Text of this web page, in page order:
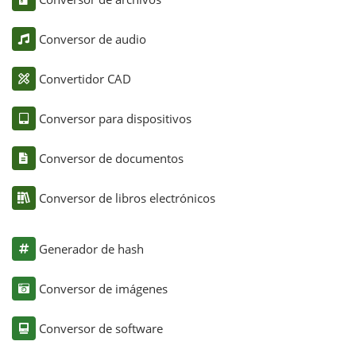
Conversor de audio
Convertidor CAD
Conversor para dispositivos
Conversor de documentos
Conversor de libros electrónicos
Generador de hash
Conversor de imágenes
Conversor de software